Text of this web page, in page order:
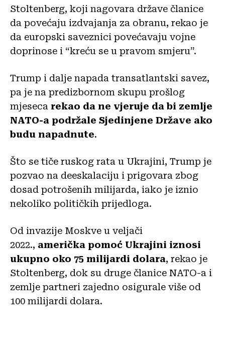
Stoltenberg, koji nagovara države članice
da povećaju izdvajanja za obranu, rekao je
da europski saveznici povećavaju vojne
doprinose i “kreću se u pravom smjeru”.
Trump i dalje napada transatlantski savez,
pa je na predizbornom skupu prošlog
mjeseca rekao da ne vjeruje da bi zemlje
NATO-a podržale Sjedinjene Države ako
budu napadnute.
Što se tiče ruskog rata u Ukrajini, Trump je
pozvao na deeskalaciju i prigovara zbog
dosad potrošenih milijarda, iako je iznio
nekoliko političkih prijedloga.
Od invazije Moskve u veljači
2022., američka pomoć Ukrajini iznosi
ukupno oko 75 milijardi dolara, rekao je
Stoltenberg, dok su druge članice NATO-a i
zemlje partneri zajedno osigurale više od
100 milijardi dolara.